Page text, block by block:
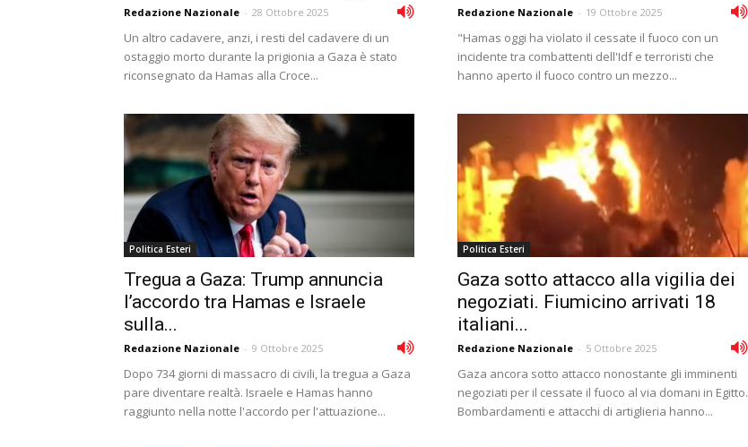
Redazione Nazionale - 28 Ottobre 2025
Un altro cadavere, anzi, i resti del cadavere di un
ostaggio morto durante la prigionia a Gaza è stato
riconsegnato da Hamas alla Croce...
Redazione Nazionale - 19 Ottobre 2025
"Hamas oggi ha violato il cessate il fuoco con un
incidente tra combattenti dell'Idf e terroristi che
hanno aperto il fuoco contro un mezzo...
Politica Esteri
Tregua a Gaza: Trump annuncia
l’accordo tra Hamas e Israele
sulla...
Redazione Nazionale - 9 Ottobre 2025
Dopo 734 giorni di massacro di civili, la tregua a Gaza
pare diventare realtà. Israele e Hamas hanno
raggiunto nella notte l'accordo per l'attuazione...
Politica Esteri
Gaza sotto attacco alla vigilia dei
negoziati. Fiumicino arrivati 18
italiani...
Redazione Nazionale - 5 Ottobre 2025
Gaza ancora sotto attacco nonostante gli imminenti
negoziati per il cessate il fuoco al via domani in Egitto.
Bombardamenti e attacchi di artiglieria hanno...